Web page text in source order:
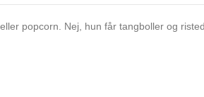
popcorn. Nej, hun får tangboller og